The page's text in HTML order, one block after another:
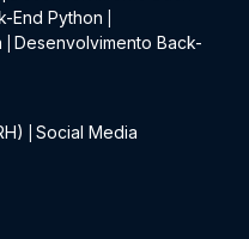
End Python
Desenvolvimento Back-
Social Media